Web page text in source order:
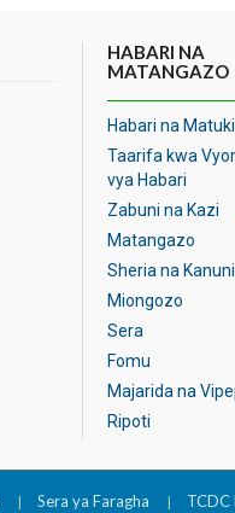
HABARI NA
MATANGAZO
Habari na
Taarifa kwa
vya Habari
Zabuni na Kazi
Matangazo
Sheria na Kanuni
Miongozo
Sera
Fomu
Majarida na
Ripoti
Sera ya Faragha TCDC